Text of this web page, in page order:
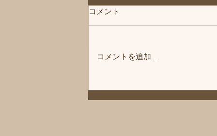
◆「お知らせ」練馬髪質改善
容院シフィ(sihui)
トメント＆ヘッドスパ練馬専門サ
ロン/練馬美容室、練馬美容院シ
コメント
コメントを追加…